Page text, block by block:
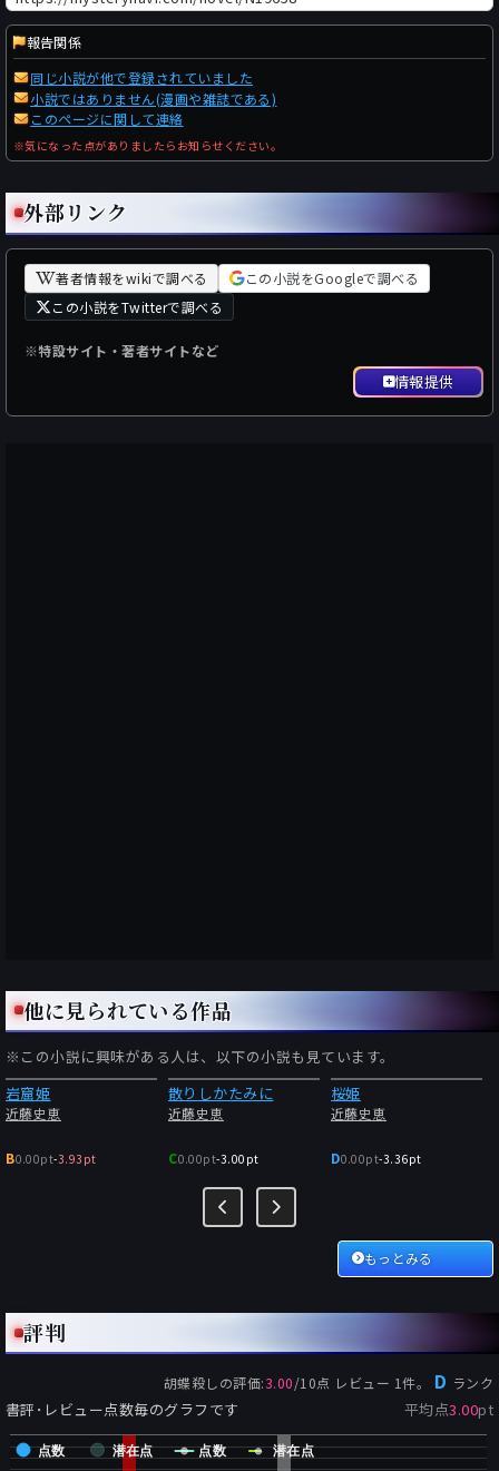
報告関係
同じ小説が他で登録されていました
小説ではありません(漫画や雑誌である)
このページに関して連絡
※気になった点がありましたらお知らせください。
外部リンク
著者情報をwikiで調べる
この小説をGoogleで調べる
この小説をTwitterで調べる
※特設サイト・著者サイトなど
情報提供
他に見られている作品
※この小説に興味がある人は、以下の小説も見ています。
岩窟姫
近藤史恵
B0.00pt-3.93pt
散りしかたみに
近藤史恵
C0.00pt-3.00pt
桜姫
近藤史恵
D0.00pt-3.36pt
もっとみる
評判
胡蝶殺しの評価:3.00/10点 レビュー 1件。 D ランク
書評･レビュー点数毎のグラフです 平均点3.00pt
点数 潜在点 点数 潜在点